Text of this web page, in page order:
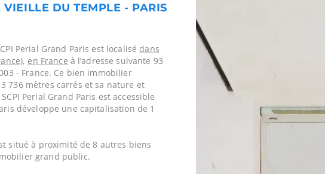
DU TEMPLE - PARIS
Perial Grand Paris est localisé dans
, en France à l’adresse suivante 93
- France. Ce bien immobilier
736 mètres carrés et sa nature et
Perial Grand Paris est accessible
développe une capitalisation de 1
situé à proximité de 8 autres biens
grand public.